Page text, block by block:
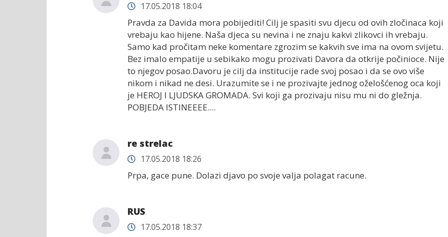
17.05.2018 18:04
Pravda za Davida mora pobijediti! Cilj je spasiti svu djecu od ovih zločinaca koji
vrebaju kao hijene. Naša djeca su nevina i ne znaju kakvi zlikovci ih vrebaju.
Samo kad pročitam neke komentare zgrozim se kakvih sve ima na ovom svijetu.
Bez imalo empatije u sebikako mogu prozivati Davora da otkrije počinioce. Nije
to njegov posao.Davoru je cilj da institucije rade svoj posao i da se ovo više
nikom i nikad ne desi. Urazumite se i ne prozivajte jednog oželošćenog oca koji
je HEROJ I LJUDSKA GROMADA. Svi koji ga prozivaju nisu mu ni do gležnja.
POBJEDA ISTINEEEE....
re strelac
17.05.2018 18:26
Prpa, gace pune. Dolazi djavo po svoje valja polagat racune.
RUS
17.05.2018 18:37